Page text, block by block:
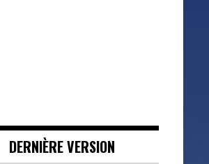
DERNIÈRE VERSION